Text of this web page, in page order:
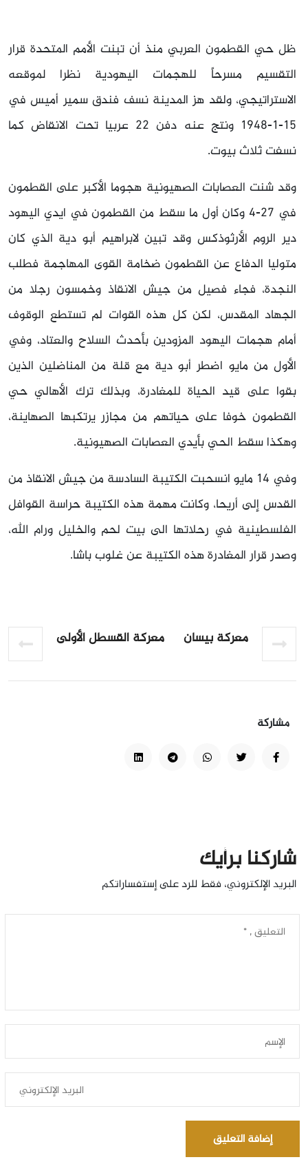
ظل حي القطمون العربي منذ أن تبنت الأمم المتحدة قرار
التقسيم مسرحاً للهجمات اليهودية نظرا لموقعه
الاستراتيجي، ولقد هز المدينة نسف فندق سمير أميس في
15-1-1948 ونتج عنه دفن 22 عربيا تحت الانقاض كما
نسفت ثلاث بيوت.
وقد شنت العصابات الصهيونية هجوما الأكبر على القطمون
في 27-4 وكان أول ما سقط من القطمون في ايدي اليهود
دير الروم الأرثوذكس وقد تبين لابراهيم أبو دية الذي كان
متوليا الدفاع عن القطمون ضخامة القوى المهاجمة فطلب
النجدة، فجاء فصيل من جيش الانقاذ وخمسون رجلا من
الجهاد المقدس، لكن كل هذه القوات لم تستطع الوقوف
أمام هجمات اليهود المزودين بأحدث السلاح والعتاد، وفي
الأول من مايو اضطر أبو دية مع قلة من المناضلين الذين
بقوا على قيد الحياة للمغادرة، وبذلك ترك الأهالي حي
القطمون خوفا على حياتهم من مجازر يرتكبها الصهاينة،
وهكذا سقط الحي بأيدي العصابات الصهيونية.
وفي 14 مايو انسحبت الكتيبة السادسة من جيش الانقاذ من
القدس إلى أريحا، وكانت مهمة هذه الكتيبة حراسة القوافل
الفلسطينية في رحلاتها الى بيت لحم والخليل ورام الله،
وصدر قرار المغادرة هذه الكتيبة عن غلوب باشا.
معركة بيسان معركة القسطل الأولى
مشاركة
شاركنا برأيك
البريد الإلكتروني، فقط للرد على إستفساراتكم
إضافة التعليق